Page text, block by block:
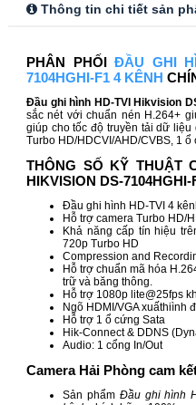
Thông tin chi tiết sản
PHÂN PHỐIĐẦU GHI
7104HGHI-F1 4 KÊNH
Đầu ghi hình HD-TVI Hikvision
sắc nét với chuẩn nén H.264+
giúp cho tốc độ truyền tải dữ
Turbo HD/HDCVI/AHD/CVBS, 1 ổ
THÔNG SỐ KỸ THUẬT
HIKVISION DS-7104HGHI-
Đầu ghi hình HD-TVI 4
Hỗ trợ camera Turbo HD/
Khả năng cấp tín hiệu
720p Turbo HD
Compression and
Hỗ trợ chuẩn mã hóa
trữ và băng thông.
Hỗ trợ 1080p lite@25fps
Ngõ HDMI/VGA xuấthiình
Hỗ trợ 1 ổ cứng Sata
Hik-Connect & DDNS
Audio: 1 cổng In/Out
Camera Hải Phòng cam
Sản phẩmĐầu ghi hình